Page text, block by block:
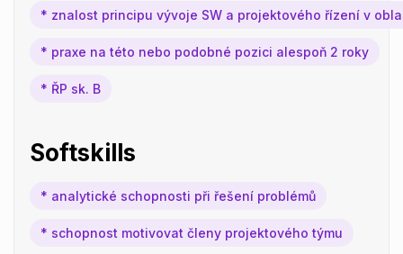
* znalost principu vývoje SW a projektového řízení v
* praxe na této nebo podobné pozici alespoň 2 roky
* ŘP sk. B
Softskills
* analytické schopnosti při řešení problémů
* schopnost motivovat členy projektového týmu